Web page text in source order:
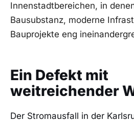
Innenstadtbereichen, in
Bausubstanz, moderne
Bauprojekte eng
Ein Defekt mit
weitreichender
Der Stromausfall in der